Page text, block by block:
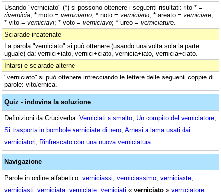
Usando "verniciato" (*) si possono ottenere i seguenti risultati: rito * =
rivernicia; * moto = verniciamo; * noto = verniciano; * areato = verniciare;
* vito = verniciavi; * voto = verniciavo; * ureo = verniciature
Sciarade incatenate
La parola "verniciato" si può ottenere (usando una volta sola la parte
uguale) da: vernici+iato, vernici+ciato, vernicia+iato, vernicia+ciato.
Intarsi e sciarade alterne
"verniciato" si può ottenere intrecciando le lettere delle seguenti coppie di
parole: vito/ernica.
Quiz - indovina la soluzione
Definizioni da Cruciverba: Verniciati a smalto Un compito del verniciatore
Si trasporta in bombole verniciate di nero Arnesi a lama usati dai
verniciatori
Rinfrescato con una nuova verniciatura
Navigazione
Parole in ordine alfabetico: verniciassi verniciassimo verniciaste
verniciasti verniciata verniciate verniciati « verniciato » verniciatore